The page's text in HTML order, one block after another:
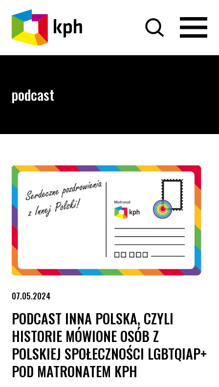
PRZEJDŹ DO TREŚCI
podcast
07.05.2024
PODCAST INNA POLSKA, CZYLI
HISTORIE MÓWIONE OSÓB Z
POLSKIEJ SPOŁECZNOŚCI LGBTQIAP+
POD MATRONATEM KPH